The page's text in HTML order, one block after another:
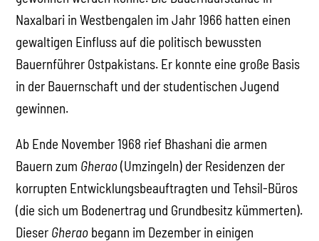
Naxalbari in Westbengalen im Jahr 1966 hatten einen
gewaltigen Einfluss auf die politisch bewussten
Bauernführer Ostpakistans. Er konnte eine große Basis
in der Bauernschaft und der studentischen Jugend
gewinnen.
Ab Ende November 1968 rief Bhashani die armen
Bauern zum Gherao(Umzingeln) der Residenzen der
korrupten Entwicklungsbeauftragten und Tehsil-Büros
(die sich um Bodenertrag und Grundbesitz kümmerten).
Dieser Gherao begann im Dezember in einigen